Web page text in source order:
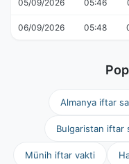
05/09/2026 05:46
06/09/2026 05:48
Almanya iftar
Bulgaristan iftar
Münih iftar vakti